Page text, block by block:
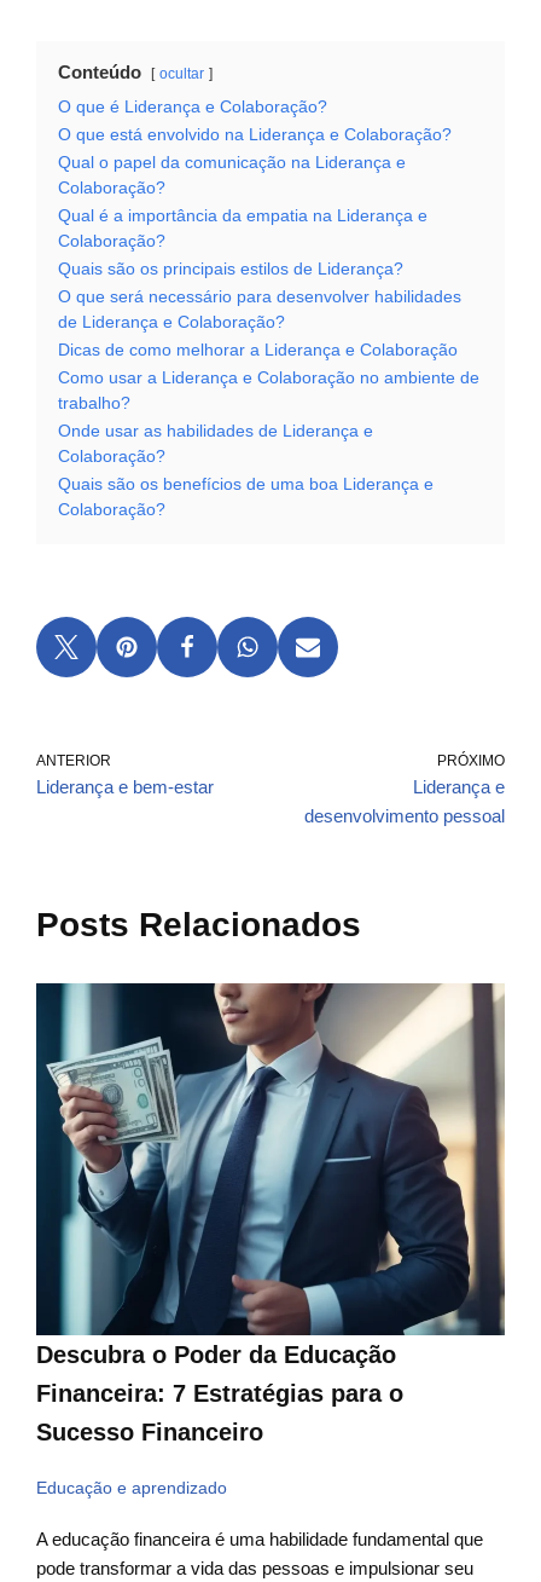
Conteúdo ocultar
O que é Liderança e Colaboração?
O que está envolvido na Liderança e Colaboração?
Qual o papel da comunicação na Liderança e
Colaboração?
Qual é a importância da empatia na Liderança e
Colaboração?
Quais são os principais estilos de Liderança?
O que será necessário para desenvolver habilidades
de Liderança e Colaboração?
Dicas de como melhorar a Liderança e Colaboração
Como usar a Liderança e Colaboração no ambiente de
trabalho?
Onde usar as habilidades de Liderança e
Colaboração?
Quais são os benefícios de uma boa Liderança e
Colaboração?
ANTERIOR
Liderança e bem-estar
PRÓXIMO
Liderança e
desenvolvimento pessoal
Posts Relacionados
Descubra o Poder da Educação
Financeira: 7 Estratégias para o
Sucesso Financeiro
Educação e aprendizado
A educação financeira é uma habilidade fundamental que
pode transformar a vida das pessoas e impulsionar seu